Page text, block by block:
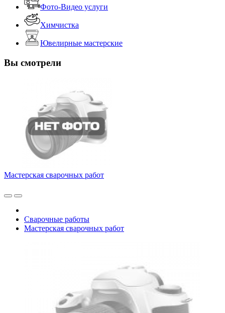
Фото-Видео услуги
Химчистка
Ювелирные мастерские
Вы смотрели
Мастерская сварочных работ
Сварочные работы
Мастерская сварочных работ